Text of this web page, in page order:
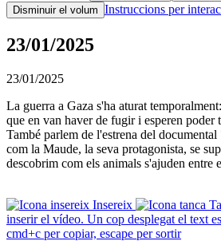
Disminuir el volum Instruccions per
23/01/2025
23/01/2025
La guerra a Gaza s'ha aturat
que en van haver de fugir i esperen poder
També parlem de l'estrena del
com la Maude, la seva protagonista, se
descobrim com els animals s'ajuden entre
Insereix
inserir el vídeo. Un cop desplegat el text
cmd+c per copiar, escape per sortir